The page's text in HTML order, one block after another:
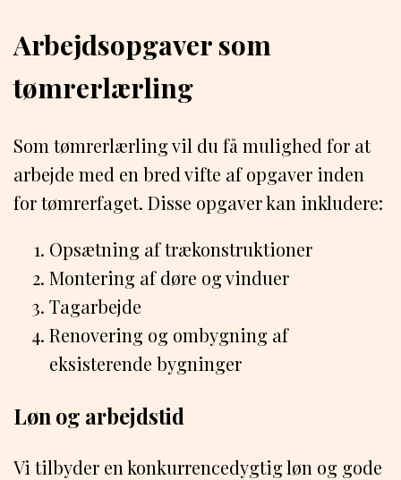
Arbejdsopgaver som
tømrerlærling
Som tømrerlærling vil du få mulighed for at
arbejde med en bred vifte af opgaver inden
for tømrerfaget. Disse opgaver kan inkludere:
Opsætning af trækonstruktioner
Montering af døre og vinduer
Tagarbejde
Renovering og ombygning af
eksisterende bygninger
Løn og arbejdstid
Vi tilbyder en konkurrencedygtig løn og gode